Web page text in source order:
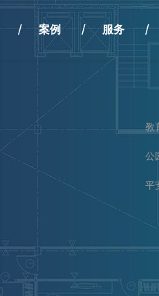
案例 服务
教
公
平